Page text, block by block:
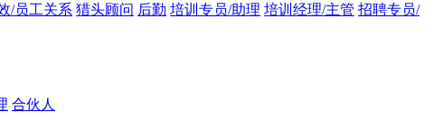
/员工关系 猎头顾问 后勤 培训专员/助理 培训经理/主管 招聘专员/
合伙人